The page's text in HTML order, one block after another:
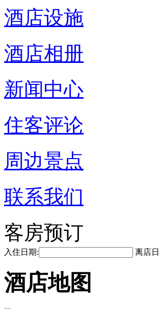
酒店设施
酒店相册
新闻中心
住客评论
周边景点
联系我们
客房预订
入住日期: 离店
酒店地图